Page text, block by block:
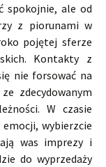
spokojnie, ale od
z piorunami w
pojętej sferze
Kontakty z
nie forsować na
zdecydowanym
W czasie
wybierzcie
was imprezy i
do wyprzedaży